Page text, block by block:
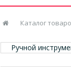
Каталог
Ручной